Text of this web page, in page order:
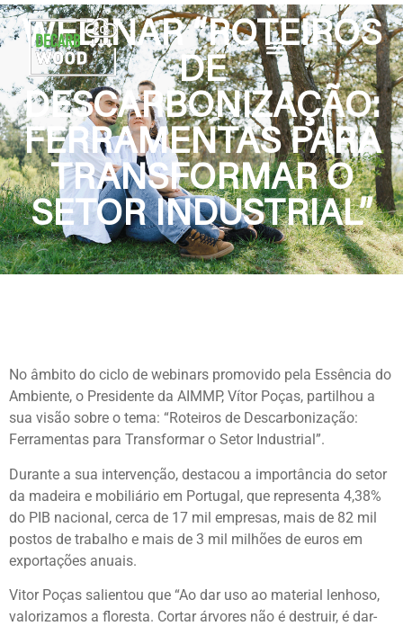
WEBINAR “ROTEIROS
DE
DESCARBONIZAÇÃO:
FERRAMENTAS PARA
TRANSFORMAR O
SETOR INDUSTRIAL”
No âmbito do ciclo de webinars promovido pela Essência do
Ambiente, o Presidente da AIMMP, Vítor Poças, partilhou a
sua visão sobre o tema: “Roteiros de Descarbonização:
Ferramentas para Transformar o Setor Industrial”.
Durante a sua intervenção, destacou a importância do setor
da madeira e mobiliário em Portugal, que representa 4,38%
do PIB nacional, cerca de 17 mil empresas, mais de 82 mil
postos de trabalho e mais de 3 mil milhões de euros em
exportações anuais.
Vitor Poças salientou que “Ao dar uso ao material lenhoso,
valorizamos a floresta. Cortar árvores não é destruir, é dar-